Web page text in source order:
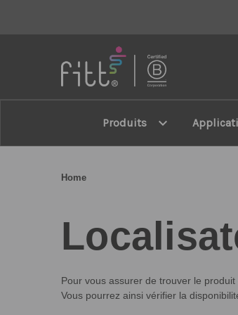
Produits expand_more
Home
Pour vous assurer de trouver le produit
Vous pourrez ainsi vérifier la